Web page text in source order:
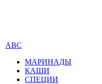
АВС
МАРИНАДЫ
КАШИ
СПЕЦИИ